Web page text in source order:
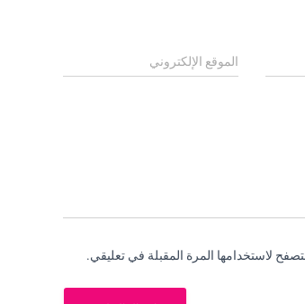
الموقع الإلكتروني
لاستخدامها المرة المقبلة في تعليقي.